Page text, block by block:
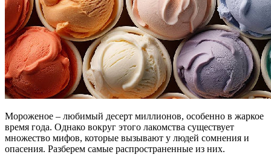
Мороженое – любимый десерт миллионов, особенно в жаркое
время года. Однако вокруг этого лакомства существует
множество мифов, которые вызывают у людей сомнения и
опасения. Разберем самые распространенные из них.